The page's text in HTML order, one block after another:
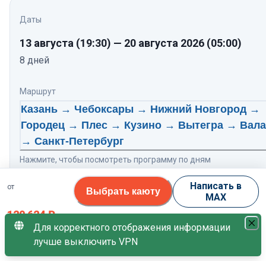
Даты
13 августа (19:30) — 20 августа 2026 (05:00)
8 дней
Маршрут
Казань → Чебоксары → Нижний Новгород →
Городец → Плес → Кузино → Вытегра →
→ Санкт-Петербург
Нажмите, чтобы посмотреть программу по дням
Тихий Дон
Свободных кают
от
120 624₽
за 1 гостя
Выбрать каюту
Написать в
MAX
Для корректного отображения информации
лучше выключить VPN